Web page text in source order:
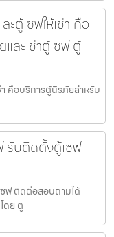
ตู้เซฟให้เช่า คือ
ละเช่าตู้เซฟ ตู้
คือบริการตู้นิรภัยสำหรับ
รับติดตั้งตู้เซฟ
ฟ ติดต่อสอบถามได้
ดย ตู